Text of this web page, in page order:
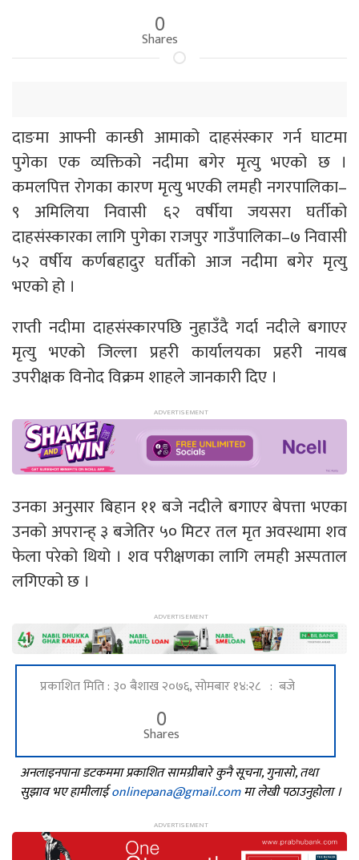
0
Shares
दाङमा आफ्नी कान्छी आमाको दाहसंस्कार गर्न घाटमा
पुगेका एक व्यक्तिको नदीमा बगेर मृत्यु भएको छ ।
कमलपित्त रोगका कारण मृत्यु भएकी लमही नगरपालिका–
९ अमिलिया निवासी ६२ वर्षीया जयसरा घर्तीको
दाहसंस्कारका लागि पुगेका राजपुर गाउँपालिका–७ निवासी
५२ वर्षीय कर्णबहादुर घर्तीको आज नदीमा बगेर मृत्यु
भएको हो ।
राप्ती नदीमा दाहसंस्कारपछि नुहाउँदै गर्दा नदीले बगाएर
मृत्यु भएको जिल्ला प्रहरी कार्यालयका प्रहरी नायब
उपरीक्षक विनोद विक्रम शाहले जानकारी दिए ।
उनका अनुसार बिहान ११ बजे नदीले बगाएर बेपत्ता भएका
उनको अपरान्ह् ३ बजेतिर ५० मिटर तल मृत अवस्थामा शव
फेला परेको थियो । शव परीक्षणका लागि लमही अस्पताल
लगिएको छ ।
प्रकाशित मिति : ३० बैशाख २०७६, सोमबार १४:२८ : बजे
0
Shares
अनलाइनपाना डटकममा प्रकाशित सामग्रीबारे कुनै सूचना, गुनासो, तथा
सुझाव भए हामीलाईonlinepana@gmail.comमा लेखी पठाउनुहोला ।